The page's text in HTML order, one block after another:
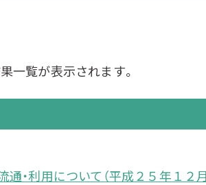
一覧が表示されます。
・利用について（平成２５年１２